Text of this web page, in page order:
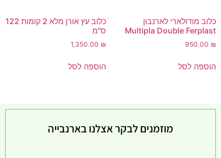
כלוב מודולארי לארנבון
Multipla Double Ferplast
950.00 ₪
הוספה לסל
כלוב עץ אורן מלא 2 קומות 122
ס"מ
1,350.00 ₪
הוספה לסל
מוזמנים לבקר אצלנו בארנבייה